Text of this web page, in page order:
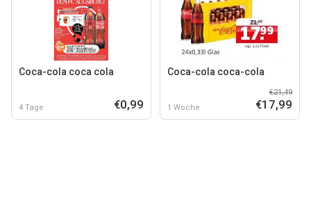
Coca-cola coca cola
4 Tage €0,99
Coca-cola coca-cola
1 Woche
€21,49
€17,99